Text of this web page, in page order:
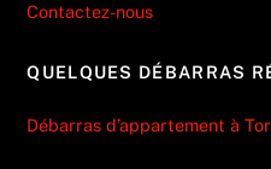
Contactez-nous
QUELQUES DÉBARRAS
Débarras d’appartement à